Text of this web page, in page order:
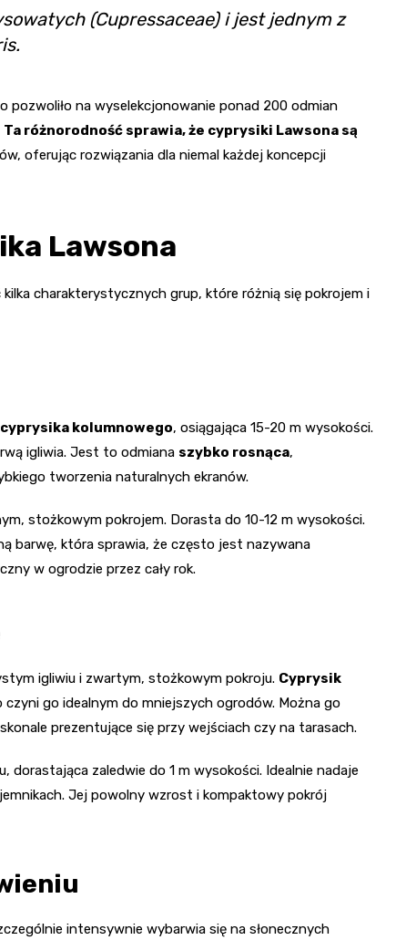
(Cupressaceae) i jest jednym z
pozwoliło na wyselekcjonowanie ponad 200 odmian
Ta różnorodność sprawia, że cyprysiki Lawsona są
oferując rozwiązania dla niemal każdej koncepcji
Lawsona
charakterystycznych grup, które różnią się pokrojem i
cyprysika kolumnowego, osiągająca 15-20 m wysokości.
igliwia. Jest to odmiana szybko rosnąca,
tworzenia naturalnych ekranów.
stożkowym pokrojem. Dorasta do 10-12 m wysokości.
barwę, która sprawia, że często jest nazywana
w ogrodzie przez cały rok.
igliwiu i zwartym, stożkowym pokroju. Cyprysik
go idealnym do mniejszych ogrodów. Można go
prezentujące się przy wejściach czy na tarasach.
dorastająca zaledwie do 1 m wysokości. Idealnie nadaje
Jej powolny wzrost i kompaktowy pokrój
intensywnie wybarwia się na słonecznych